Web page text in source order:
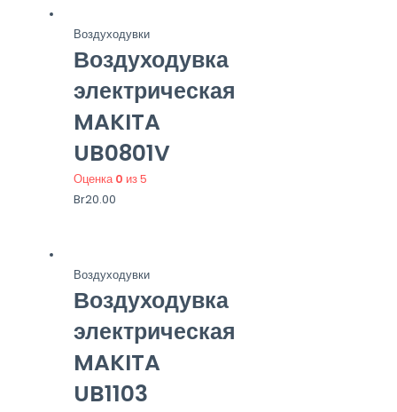
Воздуходувки
Воздуходувка
электрическая
MAKITA
UB0801V
Оценка0 из 5
Br20.00
Воздуходувки
Воздуходувка
электрическая
MAKITA
UB1103